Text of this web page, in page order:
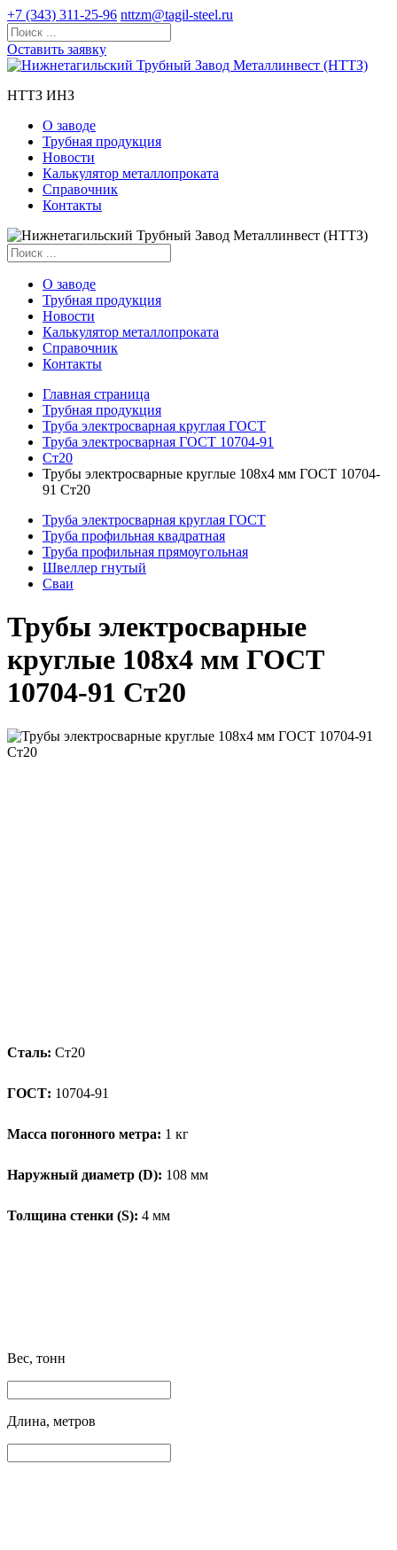
+7 (343) 311-25-96 nttzm@tagil-steel.ru
Оставить заявку
НТТЗ ИНЗ
О заводе
Трубная продукция
Новости
Калькулятор металлопроката
Справочник
Контакты
О заводе
Трубная продукция
Новости
Калькулятор металлопроката
Справочник
Контакты
Главная страница
Трубная продукция
Труба электросварная круглая ГОСТ
Труба электросварная ГОСТ 10704-91
Ст20
Трубы электросварные круглые 108x4 мм ГОСТ 10704-
91 Ст20
Труба электросварная круглая ГОСТ
Труба профильная квадратная
Труба профильная прямоугольная
Швеллер гнутый
Сваи
Трубы электросварные
круглые 108x4 мм ГОСТ
10704-91 Ст20
Сталь: Ст20
ГОСТ: 10704-91
Масса погонного метра: 1 кг
Наружный диаметр (D): 108 мм
Толщина стенки (S): 4 мм
Вес, тонн
Длина, метров